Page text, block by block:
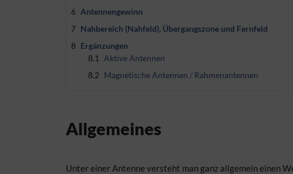
6 Antennengewinn
7 Nahbereich (Nahfeld), Übergangszone und Fernfeld
8 Ergänzungen
8.1
Aktive Antennen
8.2 Magnetische Antennen / Rahmenantennen
Allgemeines
Unter einer Antenne versteht man ganz allgemein einen